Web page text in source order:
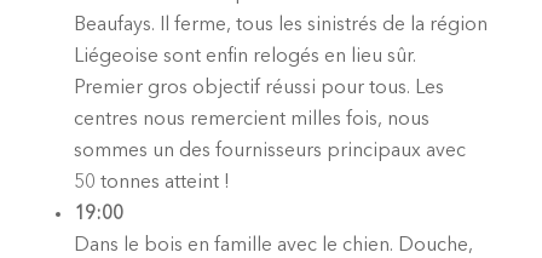
Beaufays. Il ferme, tous les sinistrés de la région
Liégeoise sont enfin relogés en lieu sûr.
Premier gros objectif réussi pour tous. Les
centres nous remercient milles fois, nous
sommes un des fournisseurs principaux avec
50 tonnes atteint !
19:00
Dans le bois en famille avec le chien. Douche,